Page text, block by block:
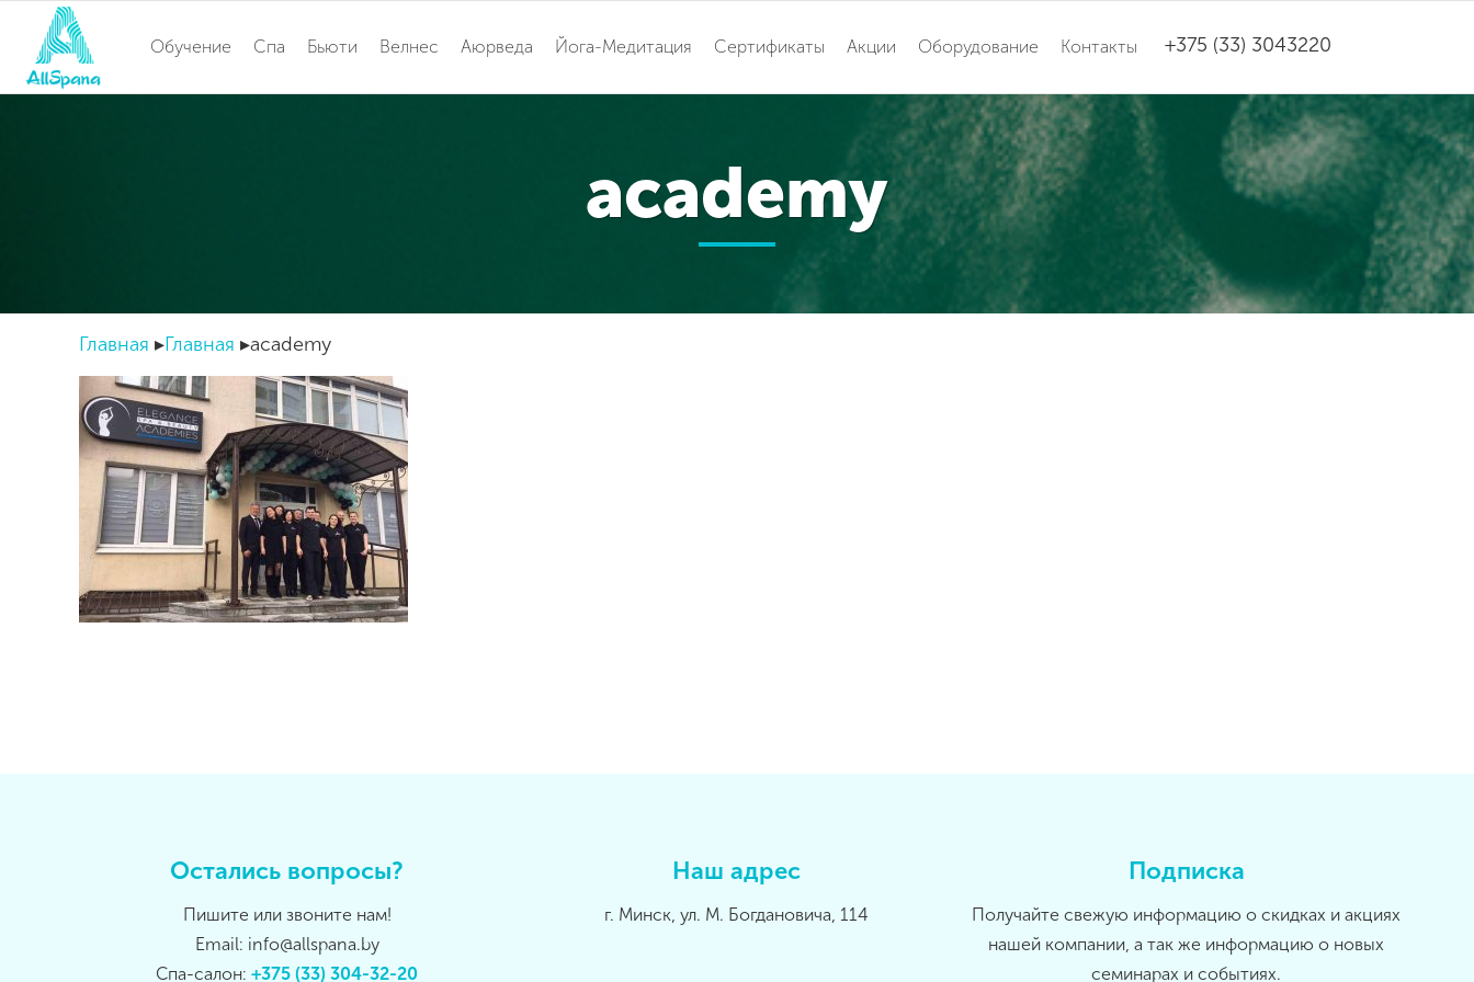
Обучение Спа Бьюти Велнес Аюрведа Йога-Медитация Сертификаты Акции Оборудование Контакты +375 (33) 3043220
academy
Главная Главная academy
Остались вопросы?
Пишите или звоните нам!
Email: info@allspana.by
Спа-салон:+375 (33) 304-32-20
Наш адрес
г. Минск, ул. М. Богдановича, 114
Подписка
Получайте свежую информацию о скидках и акциях
нашей компании, а так же информацию о новых
семинарах и событиях.